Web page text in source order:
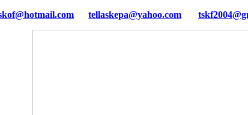
tellaskepa@yahoo.com